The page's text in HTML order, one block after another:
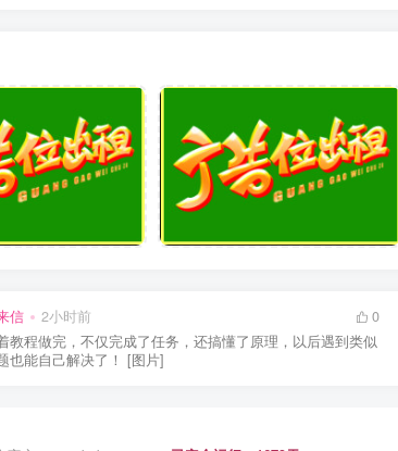
信 2小时前
0
教程做完，不仅完成了任务，还搞懂了原理，以后遇到类似
也能自己解决了！ [图片]